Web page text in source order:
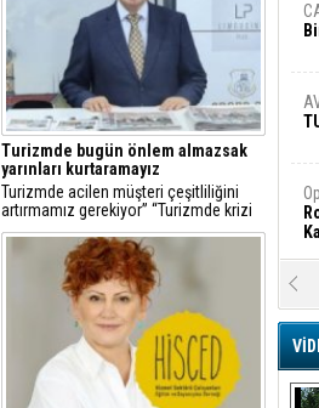
Turizmde bugün önlem almazsak
yarınları kurtaramayız
Turizmde acilen müşteri çeşitliliğini
artırmamız gerekiyor” “Turizmde krizi
aşmanın yolu: yeni pazarlar ve doğru
strateji.” “Turizmde rekabet için vize ve
fiyat politikası gözden geçirilmeli